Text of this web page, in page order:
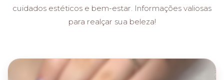
cuidados estéticos e bem-estar. Informações valiosas
para realçar sua beleza!